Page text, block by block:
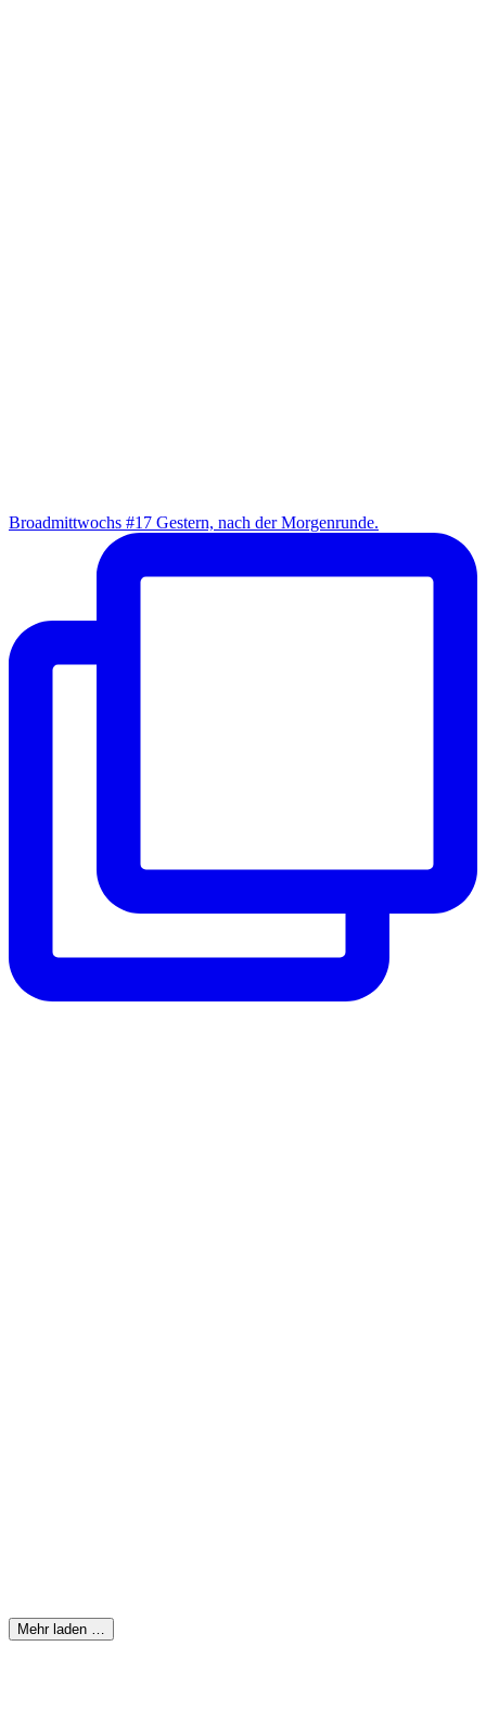
Broad­mitt­wochs #17 Ges­tern, nach der Morgenrunde.
Mehr laden …